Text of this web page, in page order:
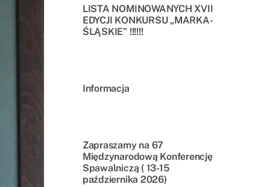
LISTA NOMINOWANYCH XVII
EDYCJI KONKURSU „MARKA-
ŚLĄSKIE” !!!!!!
Informacja
Zapraszamy na 67
Międzynarodową Konferencję
Spawalniczą ( 13-15
października 2026)